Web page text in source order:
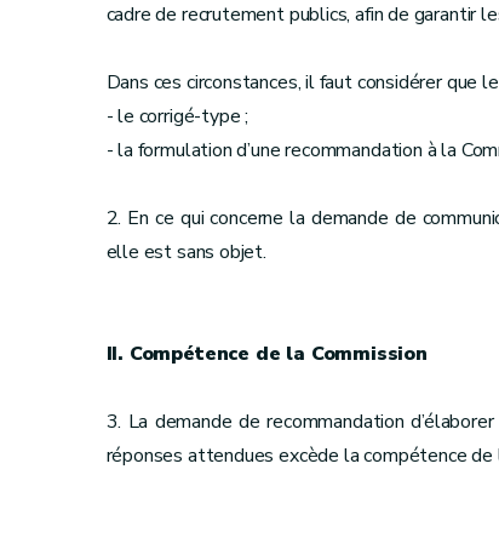
cadre de recrutement publics, afin de garantir
Dans ces circonstances, il faut considérer que
- le corrigé-type ;
- la formulation d’une recommandation à la
2. En ce qui concerne la demande de
elle est sans objet.
II. Compétence de la Commission
3. La demande de recommandation
réponses attendues excède la compétence de